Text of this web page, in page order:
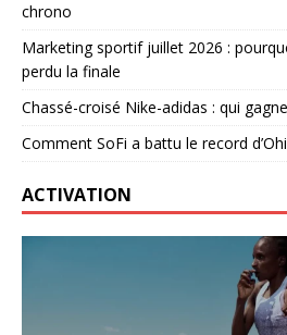
chrono
Marketing sportif juillet 2026 :
perdu la finale
Chassé-croisé Nike-adidas : qui
Comment SoFi a battu le record
ACTIVATION